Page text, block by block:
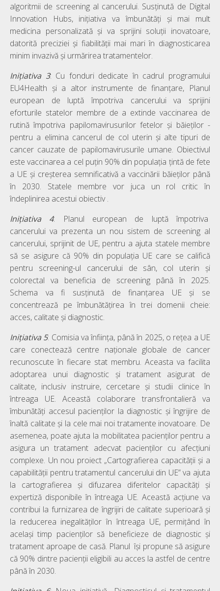
algoritmii de screening al cancerului. Susținută de Digital
Innovation Hubs, inițiativa va îmbunătăți și mai mult
medicina personalizată și va sprijini soluții inovatoare,
datorită preciziei și fiabilității mai mari în diagnosticarea
minim invazivă și urmărirea tratamentelor.
Inițiativa 3: Cu fonduri dedicate în cadrul programului
EU4Health și a altor instrumente de finanțare, Planul
european de luptă împotriva cancerului va sprijini
eforturile statelor membre de a extinde vaccinarea de
rutină împotriva papilomavirusurilor fetelor și băieților -
pentru a elimina cancerul de col uterin și alte tipuri de
cancer cauzate de papilomavirusurile umane. Obiectivul
este vaccinarea a cel puțin 90% din populația țintă de fete
a UE și creșterea semnificativă a vaccinării băieților până
în 2030. Statele membre vor juca un rol critic în
îndeplinirea acestui obiectiv .
Inițiativa 4: Planul european de luptă împotriva
cancerului va prezenta un nou sistem de screening al
cancerului, sprijinit de UE, pentru a ajuta statele membre
să se asigure că 90% din populația UE care se califică
pentru screening-ul cancerului de sân, col uterin și
colorectal va beneficia de screening până în 2025.
Schema va fi susținută de finanțarea UE și se
concentrează pe îmbunătățirea în trei domenii cheie:
acces, calitate și diagnostic.
Inițiativa 5: Comisia va înființa, până în 2025, o rețea a UE
care conectează centre naționale globale de cancer
recunoscute în fiecare stat membru. Aceasta va facilita
adoptarea unui diagnostic și tratament asigurat de
calitate, inclusiv instruire, cercetare și studii clinice în
întreaga UE. Această colaborare transfrontalieră va
îmbunătăți accesul pacienților la diagnostic și îngrijire de
înaltă calitate și la cele mai noi tratamente inovatoare. De
asemenea, poate ajuta la mobilitatea pacienților pentru a
asigura un tratament adecvat pacienților cu afecțiuni
complexe. Un nou proiect „Cartografierea capacității și a
capabilității pentru tratamentul cancerului din UE” va ajuta
la cartografierea și difuzarea diferitelor capacități și
expertiză disponibile în întreaga UE. Această acțiune va
contribui la furnizarea de îngrijiri de calitate superioară și
la reducerea inegalităților în întreaga UE, permițând în
același timp pacienților să beneficieze de diagnostic și
tratament aproape de casă. Planul își propune să asigure
că 90% dintre pacienții eligibili au acces la astfel de centre
până în 2030.